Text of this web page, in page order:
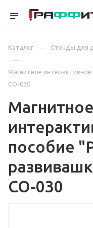
Каталог — Стенды для
—
Магнитное
СО-030
Магнитное
пособие
СО-030